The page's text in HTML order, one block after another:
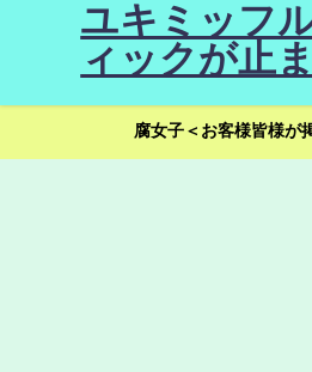
ユキミッフ
ィックが止
腐女子＜お客様皆様が